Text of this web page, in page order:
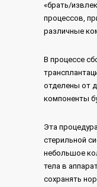
«брать/
процессов,
различные
В процессе
отделены от
компоненты
Эта
стерильной
небольшое
тела в
сохранять